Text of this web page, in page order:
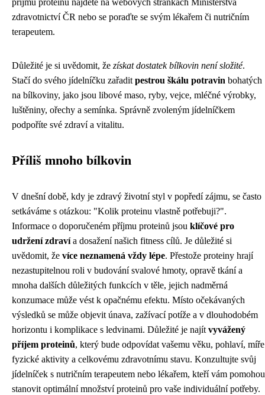
příjmu proteinů najdete na webových stránkách Ministerstva
zdravotnictví ČR nebo se poraďte se svým lékařem či nutričním
terapeutem.
Důležité je si uvědomit, že získat dostatek bílkovin není složité.
Stačí do svého jídelníčku zařadit pestrou škálu potravin bohatých
na bílkoviny, jako jsou libové maso, ryby, vejce, mléčné výrobky,
luštěniny, ořechy a semínka. Správně zvoleným jídelníčkem
podpoříte své zdraví a vitalitu.
Příliš mnoho bílkovin
V dnešní době, kdy je zdravý životní styl v popředí zájmu, se často
setkáváme s otázkou: "Kolik proteinu vlastně potřebuji?".
Informace o doporučeném příjmu proteinů jsou klíčové pro
udržení zdravía dosažení našich fitness cílů. Je důležité si
uvědomit, že více neznamená vždy lépe. Přestože proteiny hrají
nezastupitelnou roli v budování svalové hmoty, opravě tkání a
mnoha dalších důležitých funkcích v těle, jejich nadměrná
konzumace může vést k opačnému efektu. Místo očekávaných
výsledků se může objevit únava, zažívací potíže a v dlouhodobém
horizontu i komplikace s ledvinami. Důležité je najít vyvážený
příjem proteinů, který bude odpovídat vašemu věku, pohlaví, míře
fyzické aktivity a celkovému zdravotnímu stavu. Konzultujte svůj
jídelníček s nutričním terapeutem nebo lékařem, kteří vám pomohou
stanovit optimální množství proteinů pro vaše individuální potřeby.